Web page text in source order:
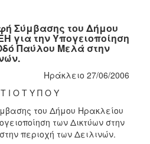
Σύμβασης του Δήμου
για την Υπογειοποίηση
Παύλου Μελά στην
Ηράκλειο 27/06/2006
Ι Ο Τ Υ Π Ο Υ
του Δήμου Ηρακλείου
των Δικτύων στην
περιοχή των Δειλινών.